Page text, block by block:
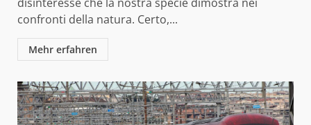
confronti della natura. Certo,...
Mehr erfahren